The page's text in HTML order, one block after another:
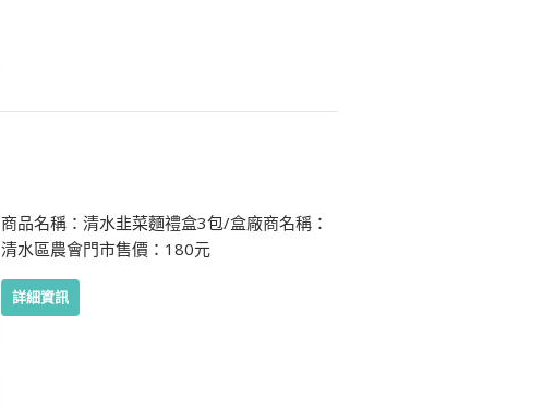
商品名稱：清水韭菜麵禮盒3包/盒廠商名稱：
清水區農會門市售價：180元
詳細資訊